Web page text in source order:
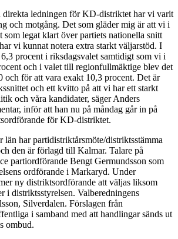
direkta ledningen för KD-distriktet har vi varit
och motgång. Det som gläder mig är att vi i
som legat klart över partiets nationella snitt
vi kunnat notera extra starkt väljarstöd. I
procent i riksdagsvalet samtidigt som vi i
och i valet till regionfullmäktige blev det
och för att vara exakt 10,3 procent. Det är
och ett kvitto på att vi har ett starkt
och våra kandidater, säger Anders
inför att han nu på måndag går in på
för KD-distriktet.
har partidistriktårsmöte/distriktsstämma
den är förlagd till Kalmar. Talare på
partiordförande Bengt Germundsson som
ordförande i Markaryd. Under
ny distriktsordförande att väljas liksom
i distriktsstyrelsen. Valberedningens
Silverdalen. Förslagen från
i samband med att handlingar sänds ut
ombud.